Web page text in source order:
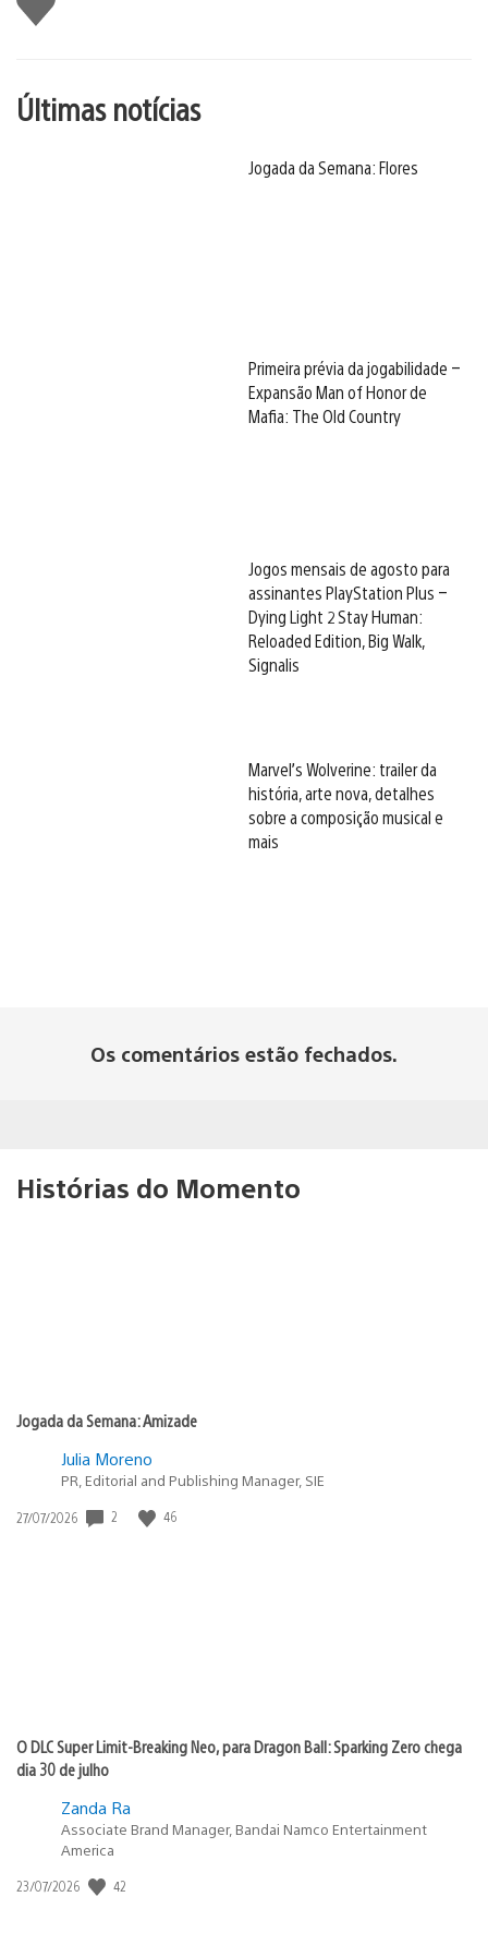
Últimas notícias
Jogada da Semana: Flores
Primeira prévia da jogabilidade –
Expansão Man of Honor de
Mafia: The Old Country
Jogos mensais de agosto para
assinantes PlayStation Plus –
Dying Light 2 Stay Human:
Reloaded Edition, Big Walk,
Signalis
Marvel’s Wolverine: trailer da
história, arte nova, detalhes
sobre a composição musical e
mais
Os comentários estão fechados.
Histórias do Momento
Jogada da Semana: Amizade
Julia Moreno
PR, Editorial and Publishing Manager, SIE
Data
27/07/2026 2 46
O DLC Super Limit-Breaking Neo, para Dragon Ball: Sparking Zero chega
dia 30 de julho
Zanda Ra
Associate Brand Manager, Bandai Namco Entertainment
America
Data
23/07/2026 42